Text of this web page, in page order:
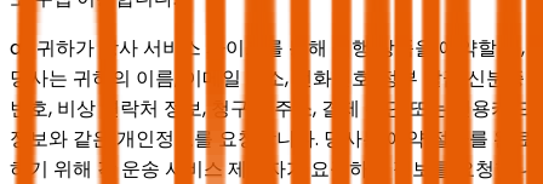
a) 귀하가 당사 서비스 사이트를 통해 여행 상품을 예약할 때,
당사는 귀하의 이름, 이메일 주소, 전화번호, 정부 발급 신분증
번호, 비상 연락처 정보, 청구지 주소, 결제 수단 또는 신용카드
정보와 같은 개인정보를 요청합니다. 당사는 예약 절차를 완료
하기 위해 각 운송 서비스 제공자가 요구하는 정보를 요청합니